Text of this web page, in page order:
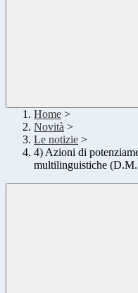
Home >
Novità >
Le notizie >
4) Azioni di
multilinguistiche